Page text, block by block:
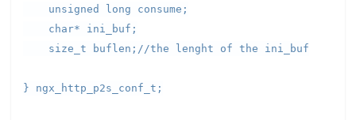
unsigned long consume;
char* ini_buf;
size_t buflen;//the lenght of the ini_buf
} ngx_http_p2s_conf_t;